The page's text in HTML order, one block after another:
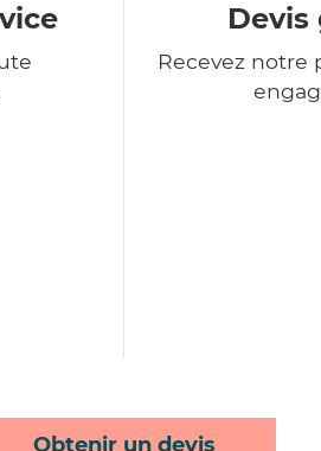
Recevez notre
Obtenir un devis